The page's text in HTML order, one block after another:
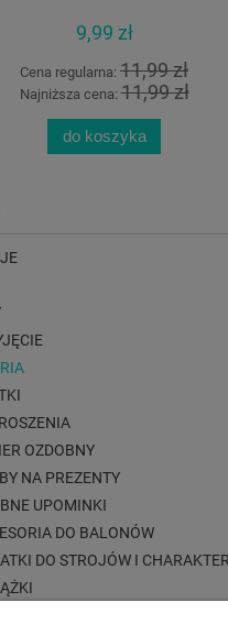
9,99 zł
Cena regularna: 11,99 zł
Najniższa cena:11,99 zł
do koszyka
OZDOBNY
NA PREZENTY
UPOMINKI
DO BALONÓW
DO STROJÓW I